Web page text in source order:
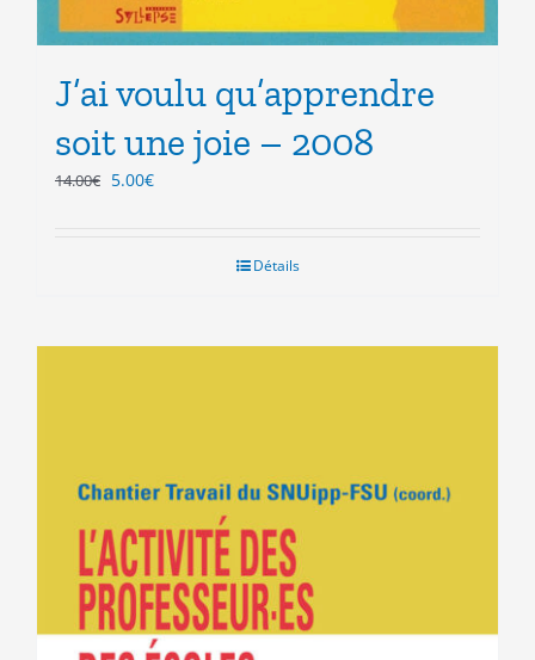
J’ai voulu qu’apprendre
soit une joie – 2008
14.00€ Le
5.00€Le
Détails